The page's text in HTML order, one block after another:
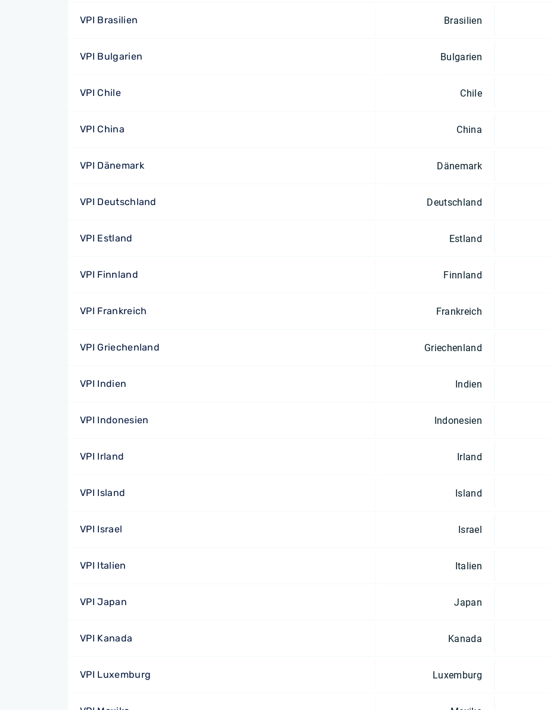
VPI Brasilien Brasilien
VPI Bulgarien Bulgarien
VPI Chile Chile
VPI China China
VPI Dänemark Dänemark
VPI Deutschland Deutschland
VPI Estland Estland
VPI Finnland Finnland
VPI Frankreich Frankreich
VPI Griechenland Griechenland
VPI Indien Indien
VPI Indonesien Indonesien
VPI Irland Irland
VPI Island Island
VPI Israel Israel
VPI Italien Italien
VPI Japan Japan
VPI Kanada Kanada
VPI Luxemburg Luxemburg